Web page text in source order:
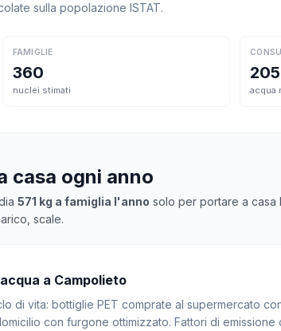
sulla popolazione ISTAT.
FAMIGLIE
360
nuclei stimati acqua
casa ogni anno
571 kg a famiglia l'anno solo per portare a casa
scale.
a Campolieto
di vita: bottiglie PET comprate al supermercato
con furgone ottimizzato. Fattori di emissione